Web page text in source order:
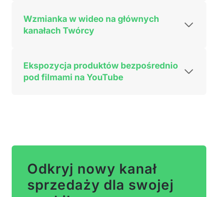
Wzmianka w wideo na głównych
kanałach Twórcy
Ekspozycja produktów bezpośrednio
pod filmami na YouTube
Odkryj nowy kanał
sprzedaży dla swojej